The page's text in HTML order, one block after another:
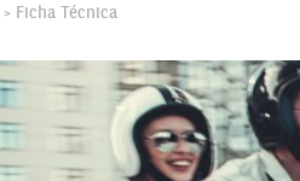
> Ficha Técnica